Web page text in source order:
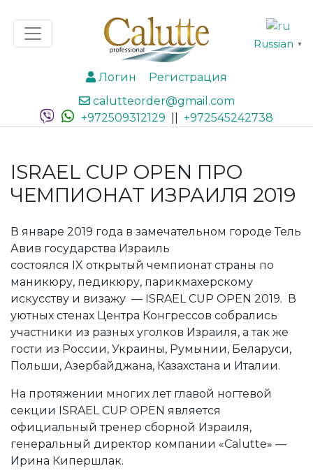
Логин
Регистрация
calutteorder@gmail.com
+972509312129
+972545242738
Russian ▼
ISRAEL CUP OPEN ПРО
ЧЕМПИОНАТ ИЗРАИЛЯ 2019
В январе 2019 года в замечательном городе Тель
Авив государства Израиль
состоялся IX открытый чемпионат страны по
маникюру, педикюру, парикмахерскому
искусству и визажу — ISRAEL CUP OPEN 2019. В
уютных стенах Центра Конгрессов собрались
участники из разных уголков Израиля, а так же
гости из России, Украины, Румынии, Беларуси,
Польши, Азербайджана, Казахстана и Италии.
На протяжении многих лет главой ногтевой
секции ISRAEL CUP OPEN является
официальный тренер сборной Израиля,
генеральный директор компании «Calutte» —
Ирина Кипершлак.